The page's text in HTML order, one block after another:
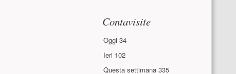
Contavisite
Oggi 34
Ieri 102
Questa settimana 335